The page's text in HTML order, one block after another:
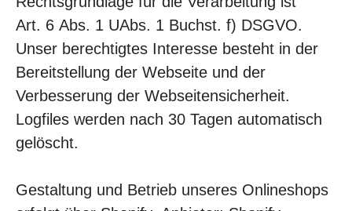
Art. 6 Abs. 1 UAbs. 1 Buchst. f) DSGVO.
Unser berechtigtes Interesse besteht in der
Bereitstellung der Webseite und der
Verbesserung der Webseitensicherheit.
Logfiles werden nach 30 Tagen automatisch
gelöscht.
Gestaltung und Betrieb unseres Onlineshops